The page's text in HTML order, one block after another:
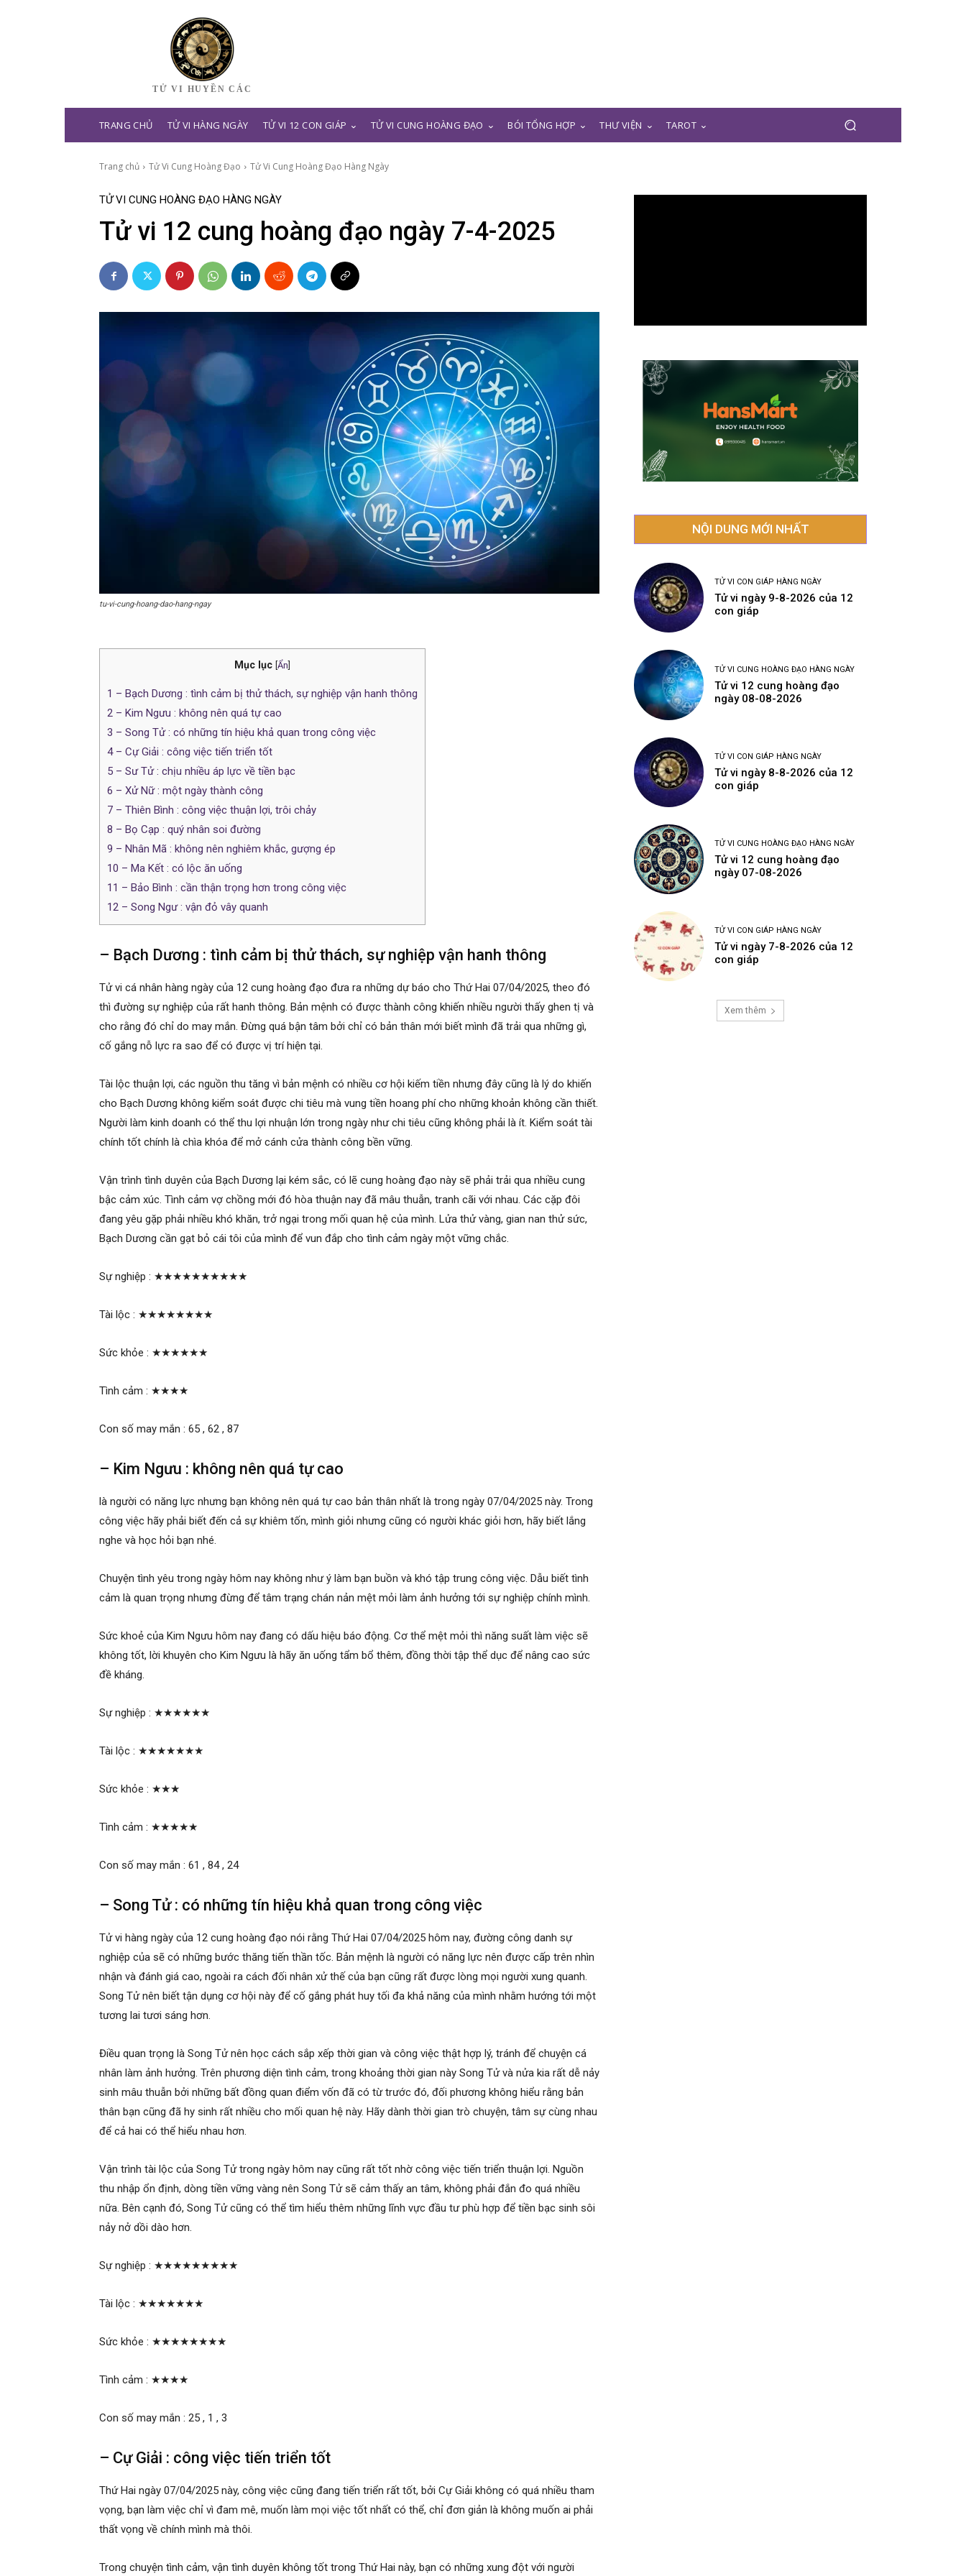
TỬ VI HUYỀN CÁC
TRANG CHỦ TỬ VI HÀNG NGÀY TỬ VI 12 CON GIÁP TỬ VI CUNG HOÀNG ĐẠO BÓI TỔNG HỢP THƯ VIỆN TAROT
Trang chủ Tử Vi Cung Hoàng Đạo Tử Vi Cung Hoàng Đạo Hàng Ngày
TỬ VI CUNG HOÀNG ĐẠO HÀNG NGÀY
Tử vi 12 cung hoàng đạo ngày 7-4-2025
tu-vi-cung-hoang-dao-hang-ngay
Mục lục Ẩn
1 – Bạch Dương : tình cảm bị thử thách, sự nghiệp vận hanh thông
2 – Kim Ngưu : không nên quá tự cao
3 – Song Tử : có những tín hiệu khả quan trong công việc
4– Cự Giải : công việc tiến triển tốt
5 – Sư Tử : chịu nhiều áp lực về tiền bạc
6 – Xử Nữ : một ngày thành công
7 – Thiên Bình : công việc thuận lợi, trôi chảy
8 – Bọ Cạp : quý nhân soi đường
9 – Nhân Mã : không nên nghiêm khắc, gượng ép
10 – Ma Kết : có lộc ăn uống
11 – Bảo Bình : cần thận trọng hơn trong công việc
12 – Song Ngư : vận đỏ vây quanh
– Bạch Dương : tình cảm bị thử thách, sự nghiệp vận hanh thông
Tử vi cá nhân hàng ngày của 12 cung hoàng đạo đưa ra những dự báo cho Thứ Hai 07/04/2025, theo đó
thì đường sự nghiệp của rất hanh thông. Bản mệnh có được thành công khiến nhiều người thấy ghen tị và
cho rằng đó chỉ do may mắn. Đừng quá bận tâm bởi chỉ có bản thân mới biết mình đã trải qua những gì,
cố gắng nỗ lực ra sao để có được vị trí hiện tại.
Tài lộc thuận lợi, các nguồn thu tăng vì bản mệnh có nhiều cơ hội kiếm tiền nhưng đây cũng là lý do khiến
cho Bạch Dương không kiểm soát được chi tiêu mà vung tiền hoang phí cho những khoản không cần thiết.
Người làm kinh doanh có thể thu lợi nhuận lớn trong ngày như chi tiêu cũng không phải là ít. Kiểm soát tài
chính tốt chính là chìa khóa để mở cánh cửa thành công bền vững.
Vận trình tình duyên của Bạch Dương lại kém sắc, có lẽ cung hoàng đạo này sẽ phải trải qua nhiều cung
bậc cảm xúc. Tình cảm vợ chồng mới đó hòa thuận nay đã mâu thuẫn, tranh cãi với nhau. Các cặp đôi
đang yêu gặp phải nhiều khó khăn, trở ngại trong mối quan hệ của mình. Lửa thử vàng, gian nan thử sức,
Bạch Dương cần gạt bỏ cái tôi của mình để vun đắp cho tình cảm ngày một vững chắc.
Sự nghiệp : ★★★★★★★★★★
Tài lộc : ★★★★★★★★
Sức khỏe : ★★★★★★
Tình cảm : ★★★★
Con số may mắn : 65 , 62 , 87
– Kim Ngưu : không nên quá tự cao
là người có năng lực nhưng bạn không nên quá tự cao bản thân nhất là trong ngày 07/04/2025 này. Trong
công việc hãy phải biết đến cả sự khiêm tốn, mình giỏi nhưng cũng có người khác giỏi hơn, hãy biết lắng
nghe và học hỏi bạn nhé.
Chuyện tình yêu trong ngày hôm nay không như ý làm bạn buồn và khó tập trung công việc. Dẫu biết tình
cảm là quan trọng nhưng đừng để tâm trạng chán nản mệt mỏi làm ảnh hưởng tới sự nghiệp chính mình.
Sức khoẻ của Kim Ngưu hôm nay đang có dấu hiệu báo động. Cơ thể mệt mỏi thì năng suất làm việc sẽ
không tốt, lời khuyên cho Kim Ngưu là hãy ăn uống tẩm bổ thêm, đồng thời tập thể dục để nâng cao sức
đề kháng.
Sự nghiệp : ★★★★★★
Tài lộc : ★★★★★★★
Sức khỏe : ★★★
Tình cảm : ★★★★★
Con số may mắn : 61 , 84 , 24
– Song Tử : có những tín hiệu khả quan trong công việc
Tử vi hàng ngày của 12 cung hoàng đạo nói rằng Thứ Hai 07/04/2025 hôm nay, đường công danh sự
nghiệp của sẽ có những bước thăng tiến thần tốc. Bản mệnh là người có năng lực nên được cấp trên nhìn
nhận và đánh giá cao, ngoài ra cách đối nhân xử thế của bạn cũng rất được lòng mọi người xung quanh.
Song Tử nên biết tận dụng cơ hội này để cố gắng phát huy tối đa khả năng của mình nhằm hướng tới một
tương lai tươi sáng hơn.
Điều quan trọng là Song Tử nên học cách sắp xếp thời gian và công việc thật hợp lý, tránh để chuyện cá
nhân làm ảnh hưởng. Trên phương diện tình cảm, trong khoảng thời gian này Song Tử và nửa kia rất dễ nảy
sinh mâu thuẫn bởi những bất đồng quan điểm vốn đã có từ trước đó, đối phương không hiểu rằng bản
thân bạn cũng đã hy sinh rất nhiều cho mối quan hệ này. Hãy dành thời gian trò chuyện, tâm sự cùng nhau
để cả hai có thể hiểu nhau hơn.
Vận trình tài lộc của Song Tử trong ngày hôm nay cũng rất tốt nhờ công việc tiến triển thuận lợi. Nguồn
thu nhập ổn định, dòng tiền vững vàng nên Song Tử sẽ cảm thấy an tâm, không phải đắn đo quá nhiều
nữa. Bên cạnh đó, Song Tử cũng có thể tìm hiểu thêm những lĩnh vực đầu tư phù hợp để tiền bạc sinh sôi
nảy nở dồi dào hơn.
Sự nghiệp : ★★★★★★★★★
Tài lộc : ★★★★★★★
Sức khỏe : ★★★★★★★★
Tình cảm : ★★★★
Con số may mắn : 25 , 1 , 3
– Cự Giải : công việc tiến triển tốt
Thứ Hai ngày 07/04/2025 này, công việc cũng đang tiến triển rất tốt, bởi Cự Giải không có quá nhiều tham
vọng, bạn làm việc chỉ vì đam mê, muốn làm mọi việc tốt nhất có thể, chỉ đơn giản là không muốn ai phải
thất vọng về chính mình mà thôi.
Trong chuyện tình cảm, vận tình duyên không tốt trong Thứ Hai này, bạn có những xung đột với người
NỘI DUNG MỚI NHẤT
TỬ VI CON GIÁP HÀNG NGÀY
Tử vi ngày 9-8-2026 của 12
con giáp
TỬ VI CUNG HOÀNG ĐẠO HÀNG NGÀY
Tử vi 12 cung hoàng đạo
ngày 08-08-2026
TỬ VI CON GIÁP HÀNG NGÀY
Tử vi ngày 8-8-2026 của 12
con giáp
TỬ VI CUNG HOÀNG ĐẠO HÀNG NGÀY
Tử vi 12 cung hoàng đạo
ngày 07-08-2026
TỬ VI CON GIÁP HÀNG NGÀY
Tử vi ngày 7-8-2026 của 12
con giáp
Xem thêm